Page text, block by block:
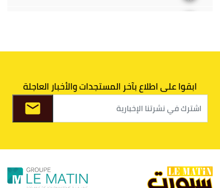
36
37
9 الكوكب المراكشي 30
27
26
36
10 النادي المكناسي 30
24
33
36
11 نادي النهضة زمامرة 30
28
37
33
ابقوا على اطلاع بآخر المستجدات والأخبار العاجلة